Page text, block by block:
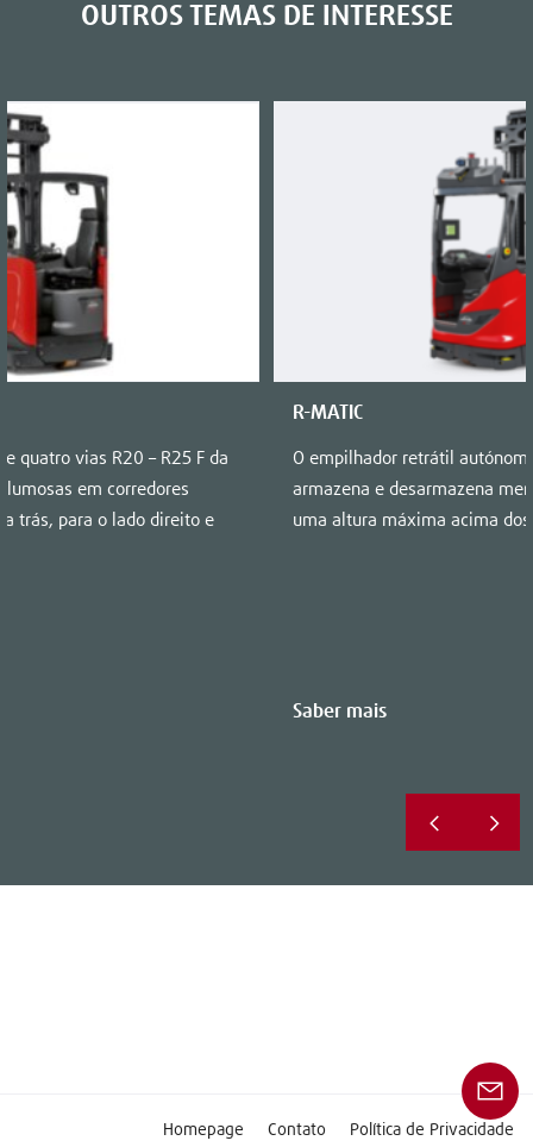
OUTROS TEMAS DE INTERESSE
quatro vias R20 – R25 F da
em corredores
trás, para o lado direito e
R-MATIC
O empilhador retrátil
armazena e desarmazena
uma altura máxima acima dos
Saber mais
Homepage Contato Política de Privacidade